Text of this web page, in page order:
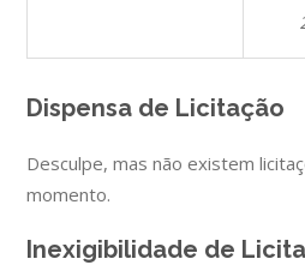
Dispensa de Licitação
Desculpe, mas não existem
momento.
Inexigibilidade de